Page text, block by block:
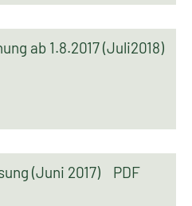
ab 1.8.2017 (Juli2018)
(Juni 2017) PDF